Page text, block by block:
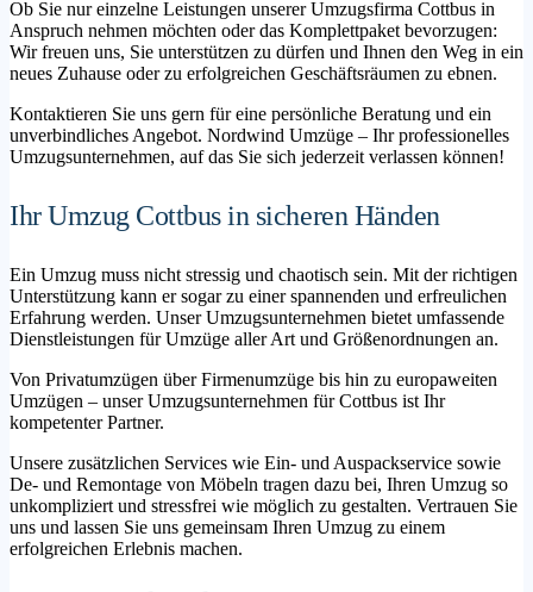
Ob Sie nur einzelne Leistungen unserer Umzugsfirma Cottbus in
Anspruch nehmen möchten oder das Komplettpaket bevorzugen:
Wir freuen uns, Sie unterstützen zu dürfen und Ihnen den Weg in ein
neues Zuhause oder zu erfolgreichen Geschäftsräumen zu ebnen.
Kontaktieren Sie uns gern für eine persönliche Beratung und ein
unverbindliches Angebot. Nordwind Umzüge – Ihr professionelles
Umzugsunternehmen, auf das Sie sich jederzeit verlassen können!
Ihr Umzug Cottbus in sicheren Händen
Ein Umzug muss nicht stressig und chaotisch sein. Mit der richtigen
Unterstützung kann er sogar zu einer spannenden und erfreulichen
Erfahrung werden. Unser Umzugsunternehmen bietet umfassende
Dienstleistungen für Umzüge aller Art und Größenordnungen an.
Von Privatumzügen über Firmenumzüge bis hin zu europaweiten
Umzügen – unser Umzugsunternehmen für Cottbus ist Ihr
kompetenter Partner.
Unsere zusätzlichen Services wie Ein- und Auspackservice sowie
De- und Remontage von Möbeln tragen dazu bei, Ihren Umzug so
unkompliziert und stressfrei wie möglich zu gestalten. Vertrauen Sie
uns und lassen Sie uns gemeinsam Ihren Umzug zu einem
erfolgreichen Erlebnis machen.